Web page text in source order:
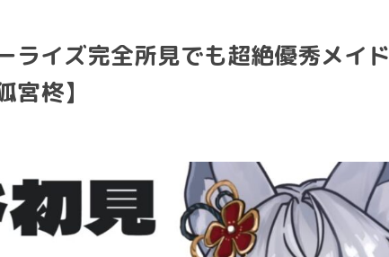
ライズ完全所見でも超絶優秀メイド
柊】